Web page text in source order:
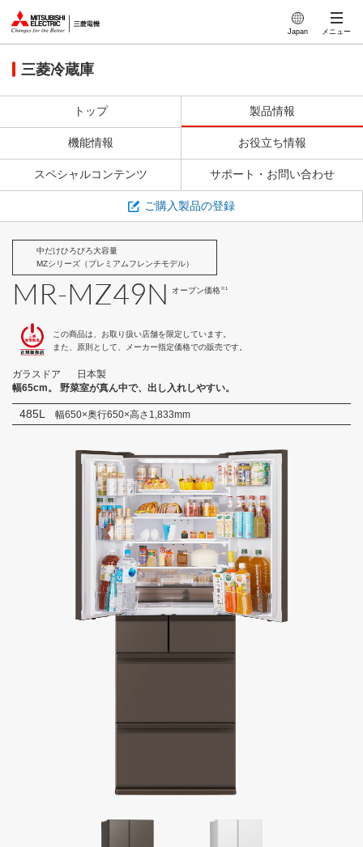
Japan メニュー
三菱冷蔵庫
トップ 製品情報
機能情報 お役立ち情報
スペシャルコンテンツ サポート・お問い合わせ
ご購入製品の登録
中だけひろびろ大容量
MZシリーズ（プレミアムフレンチモデル）
MR-MZ49N オープン価格※1
この商品は、お取り扱い店舗を限定しています。
また、原則として、メーカー指定価格での販売です。
ガラスドア
日本製
幅65cm。
野菜室が真ん中で、出し入れしやすい。
485L 幅650×奥行650×高さ1,833mm
デザイン